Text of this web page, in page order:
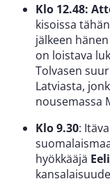
Klo 12.48:
kisoissa
jälkeen
on loistava
Tolvasen
Latviasta,
nousemassa
Klo 9.30:
hyökkääjä